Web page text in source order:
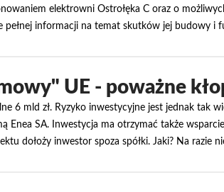
elektrowni Ostrołęka C oraz o
pełnej informacji na temat skutków jej budowy i
UE - poważne
6 mld zł. Ryzyko inwestycyjne jest jednak tak
Enea SA. Inwestycja ma otrzymać także
dołoży inwestor spoza spółki. Jaki? Na razie